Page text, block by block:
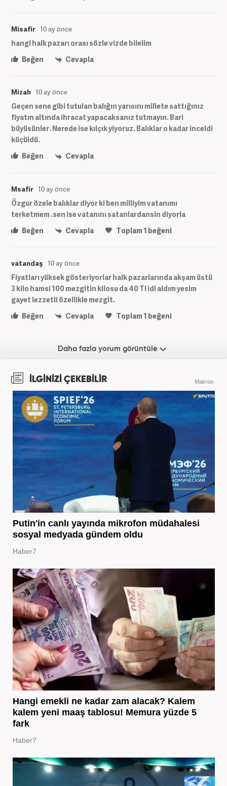
Misafir 10 ay önce
hangi halk pazarı orası sözle vizde bilelim
Beğen
Cevapla
Mizah 10 ay önce
Geçen sene gibi tutulan balığın yarısını millete sattığınız
fiyatın altında ihracat yapacaksanız tutmayın. Bari
büyüsünler. Nerede ise kılçık yiyoruz. Balıklar o kadar inceldi
küçüldü.
Beğen
Cevapla
Msafir 10 ay önce
Özgur özele balıklar diyor ki ben milliyim vatanımı
terketmem .sen ise vatanını satanlardansin diyorla
Beğen
Cevapla Toplam1 beğeni
vatandaş 10 ay önce
Fiyatları yüksek gösteriyorlar halk pazarlarında akşam üstü
3 kilo hamsi 100 mezgitin kilosu da 40 Tl idi aldım yesim
gayet lezzetli özellikle mezgit.
Beğen
Cevapla Toplam1 beğeni
Daha fazla yorum görüntüle
İLGİNİZİ ÇEKEBİLİR Makroo
Putin'in canlı yayında mikrofon müdahalesi
sosyal medyada gündem oldu
Haber7
Hangi emekli ne kadar zam alacak? Kalem
kalem yeni maaş tablosu! Memura yüzde 5
fark
Haber7